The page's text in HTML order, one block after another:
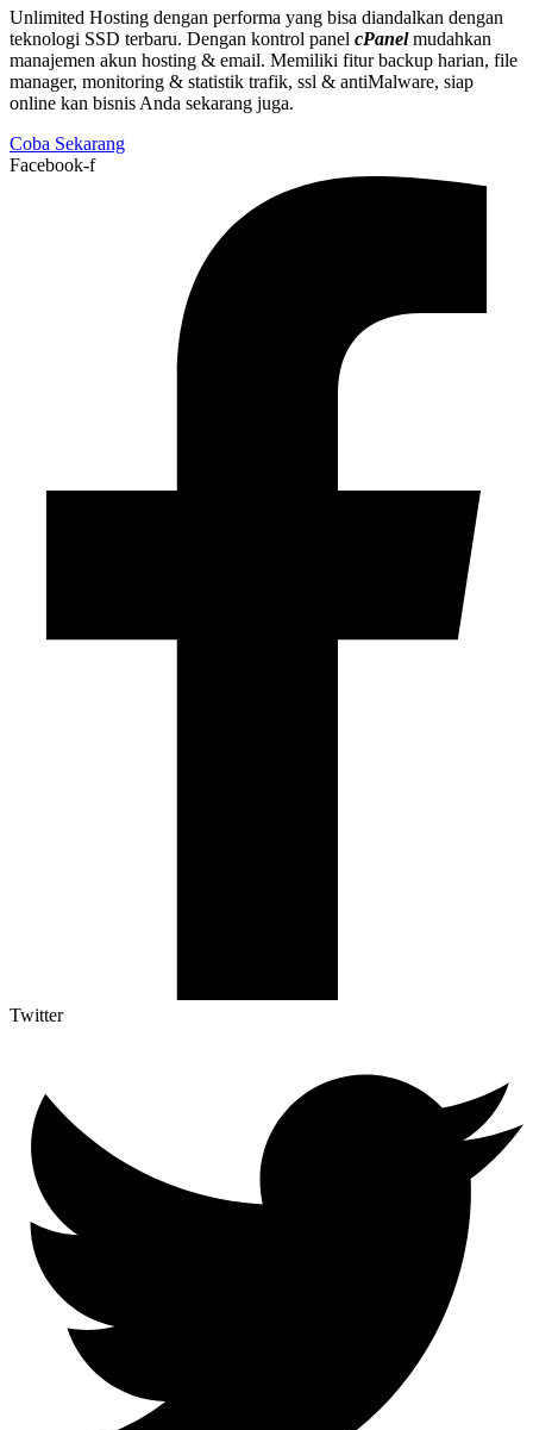
Unlimited Hosting dengan performa yang bisa diandalkan dengan
teknologi SSD terbaru. Dengan kontrol panel cPanelmudahkan
manajemen akun hosting & email. Memiliki fitur backup harian, file
manager, monitoring & statistik trafik, ssl & antiMalware, siap
online kan bisnis Anda sekarang juga.
Coba Sekarang
Facebook-f
Twitter